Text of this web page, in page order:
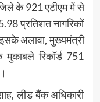
के 921 एटीएम में से
प्रतिशत नागरिकों
अलावा, मुख्यमंत्री
रिकॉर्ड 751
लीड बैंक अधिकारी